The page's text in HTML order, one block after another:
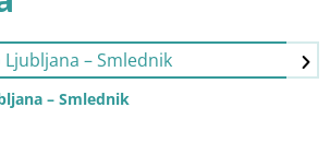
– Smlednik